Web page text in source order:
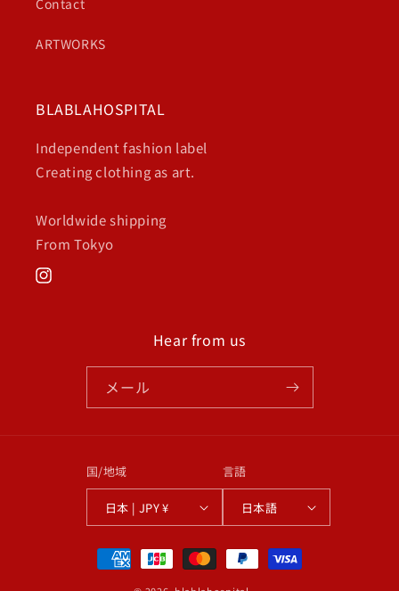
Contact
ARTWORKS
BLABLAHOSPITAL
Independent fashion label
Creating clothing as art.
Worldwide shipping
From Tokyo
Instagram
Hear from us
メール
国/地域
日本 | JPY ¥
言語
日本語
決
済